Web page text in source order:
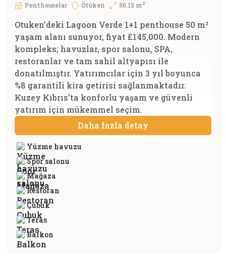
Penthouselar Ötüken 50.13 m2
Otuken’deki Lagoon Verde 1+1 penthouse 50 m²
yaşam alanı sunuyor, fiyat £145,000. Modern
kompleks; havuzlar, spor salonu, SPA,
restoranlar ve tam sahil altyapısı ile
donatılmıştır. Yatırımcılar için 3 yıl boyunca
%8 garantili kira getirisi sağlanmaktadır.
Kuzey Kıbrıs’ta konforlu yaşam ve güvenli
yatırım için mükemmel seçim.
Daha fazla detay
Yüzme havuzu
Spor salonu
Mağaza
Restoran
Çubuk
Teras
Balkon